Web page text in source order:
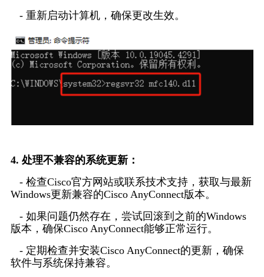
- 重新启动计算机，确保更改生效。
4. 处理不兼容的系统更新：
- 检查Cisco官方网站或联系技术支持，获取与最新
Windows更新兼容的Cisco AnyConnect版本。
- 如果问题仍然存在，尝试回滚到之前的Windows
版本，确保Cisco AnyConnect能够正常运行。
- 定期检查并安装Cisco AnyConnect的更新，确保
软件与系统保持兼容。